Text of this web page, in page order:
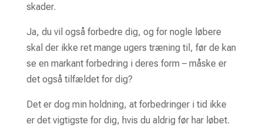
skader.
Ja, du vil også forbedre dig, og for nogle løbere
skal der ikke ret mange ugers træning til, før de kan
se en markant forbedring i deres form – måske er
det også tilfældet for dig?
Det er dog min holdning, at forbedringer i tid ikke
er det vigtigste for dig, hvis du aldrig før har løbet.